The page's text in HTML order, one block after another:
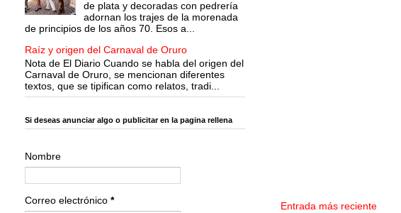
Entrada más reciente
de plata y decoradas con pedrería
adornan los trajes de la morenada
de principios de los años 70. Esos a...
Raíz y origen del Carnaval de Oruro
Nota de El Diario Cuando se habla del origen del
Carnaval de Oruro, se mencionan diferentes
textos, que se tipifican como relatos, tradi...
Si deseas anunciar algo o publicitar en la pagina rellena
Nombre
Correo electrónico *